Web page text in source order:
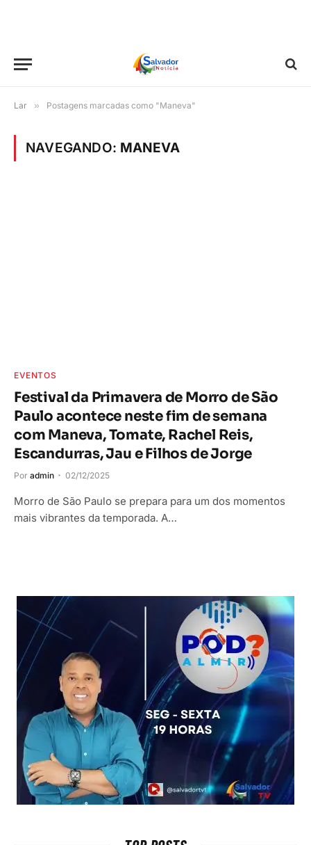
Lar » Postagens marcadas como "Maneva"
NAVEGANDO: MANEVA
EVENTOS
Festival da Primavera de Morro de São
Paulo acontece neste fim de semana
com Maneva, Tomate, Rachel Reis,
Escandurras, Jau e Filhos de Jorge
Por admin 02/12/2025
Morro de São Paulo se prepara para um dos momentos
mais vibrantes da temporada. A…